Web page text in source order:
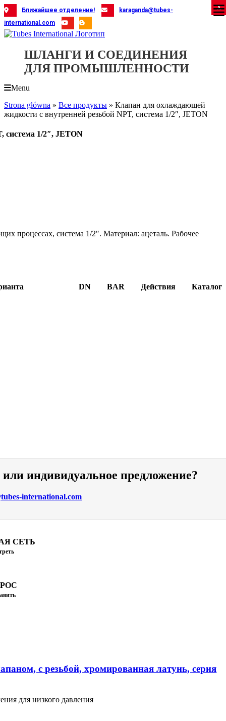
Skip
to
content
Ближайшее отделение!
karaganda@tubes-
international.com
ШЛАНГИ И СОЕДИНЕНИЯ
ДЛЯ ПРОМЫШЛЕННОСТИ
Menu
Strona główna » Все продукты » Клапан для охлаждающей
жидкости с внутренней резьбой NPT, система 1/2″, JETON
система 1/2″, JETON
процессах, система 1/2″. Материал: ацеталь. Рабочее
DN BAR Действия Каталог
индивидуальное предложение?
international.com
СЕТЬ
с резьбой, хромированная латунь, серия
для низкого давления
X
X
X
X
X
X
X
X
X
X
X
X
X
X
X
X
X
X
X